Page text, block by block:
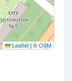
Leaflet | ©OSM